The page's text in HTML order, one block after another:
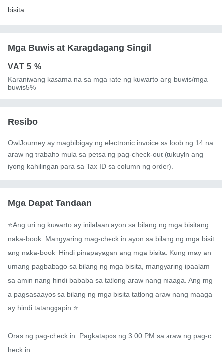
bisita.
Mga Buwis at Karagdagang Singil
VAT5 %
Karaniwang kasama na sa mga rate ng kuwarto ang buwis/mga
buwis5%
Resibo
OwlJourney ay magbibigay ng electronic invoice sa loob ng 14 na
araw ng trabaho mula sa petsa ng pag-check-out (tukuyin ang
iyong kahilingan para sa Tax ID sa column ng order).
Mga Dapat Tandaan
⭐️Ang uri ng kuwarto ay inilalaan ayon sa bilang ng mga bisitang
naka-book. Mangyaring mag-check in ayon sa bilang ng mga bisit
ang naka-book. Hindi pinapayagan ang mga bisita. Kung may an
umang pagbabago sa bilang ng mga bisita, mangyaring ipaalam
sa amin nang hindi bababa sa tatlong araw nang maaga. Ang mg
a pagsasaayos sa bilang ng mga bisita tatlong araw nang maaga
ay hindi tatanggapin.⭐️
Oras ng pag-check in: Pagkatapos ng 3:00 PM sa araw ng pag-c
heck in